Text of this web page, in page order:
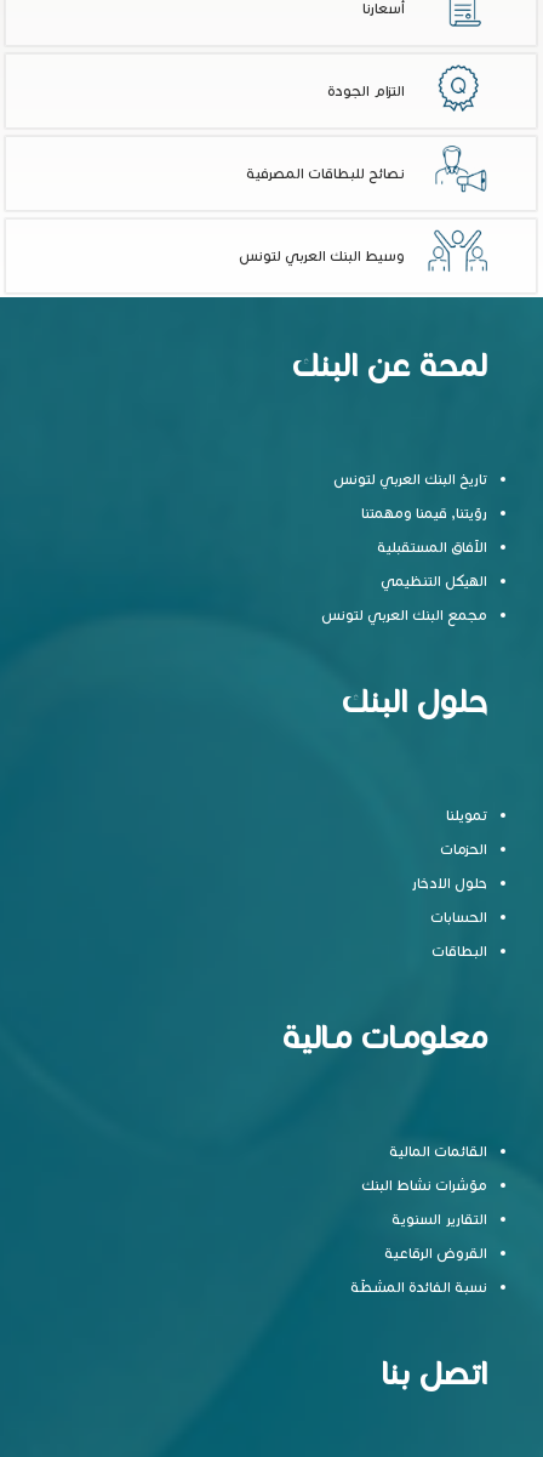
أسعارنا
التزام الجودة
نصائح للبطاقات المصرفية
وسيط البنك العربي لتونس
لمحة عن البنك
تاريخ البنك العربي لتونس
رؤيتنا, قيمنا ومهمتنا
الآفاق المستقبلية
الهيكل التنظيمي
مجمع البنك العربي لتونس
حلول البنك
تمويلنا
الحزمات
حلول الادخار
الحسابات
البطاقات
معلومـات مـالية
القائمات المالية
مؤشرات نشاط البنك
التقارير السنوية
القروض الرقاعية
نسبة الفائدة المشطّة
اتصل بنا